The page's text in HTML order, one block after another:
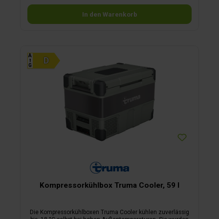
mit Temperaturanzeige mit Einstellung in 1 °C-SchrittenDie
In den Warenkorb
A
⭡
G
Kompressorkühlbox Truma Cooler, 59 l
Die Kompressorkühlboxen Truma Cooler kühlen zuverlässig